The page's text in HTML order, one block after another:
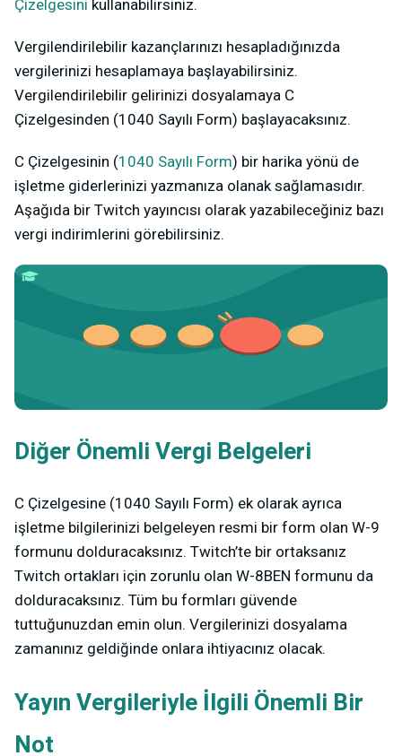
Çizelgesini kullanabilirsiniz.
Vergilendirilebilir kazançlarınızı hesapladığınızda
vergilerinizi hesaplamaya başlayabilirsiniz.
Vergilendirilebilir gelirinizi dosyalamaya C
Çizelgesinden (1040 Sayılı Form) başlayacaksınız.
C Çizelgesinin (1040 Sayılı Form) bir harika yönü de
işletme giderlerinizi yazmanıza olanak sağlamasıdır.
Aşağıda bir Twitch yayıncısı olarak yazabileceğiniz bazı
vergi indirimlerini görebilirsiniz.
Diğer Önemli Vergi Belgeleri
C Çizelgesine (1040 Sayılı Form) ek olarak ayrıca
işletme bilgilerinizi belgeleyen resmi bir form olan W-9
formunu dolduracaksınız. Twitch’te bir ortaksanız
Twitch ortakları için zorunlu olan W-8BEN formunu da
dolduracaksınız. Tüm bu formları güvende
tuttuğunuzdan emin olun. Vergilerinizi dosyalama
zamanınız geldiğinde onlara ihtiyacınız olacak.
Yayın Vergileriyle İlgili Önemli Bir
Not